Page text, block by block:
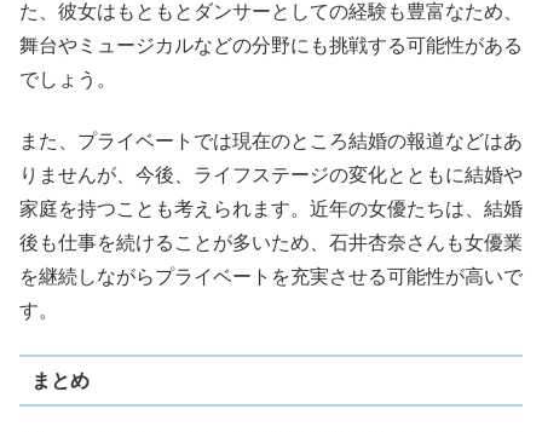
た、彼女はもともとダンサーとしての経験も豊富なため、
舞台やミュージカルなどの分野にも挑戦する可能性がある
でしょう。
また、プライベートでは現在のところ結婚の報道などはあ
りませんが、今後、ライフステージの変化とともに結婚や
家庭を持つことも考えられます。近年の女優たちは、結婚
後も仕事を続けることが多いため、石井杏奈さんも女優業
を継続しながらプライベートを充実させる可能性が高いで
す。
まとめ